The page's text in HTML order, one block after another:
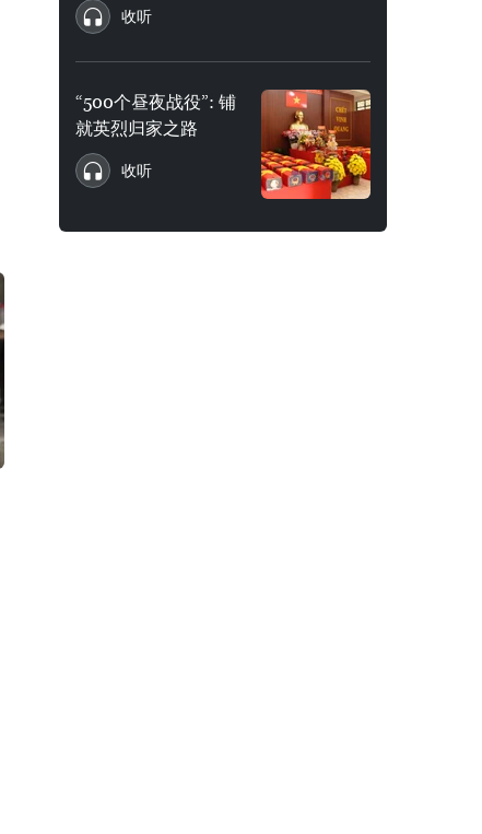
收听
“500个昼夜战役”: 铺
就英烈归家之路
收听